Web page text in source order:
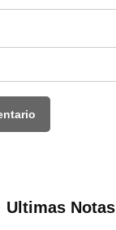
Ultimas Notas